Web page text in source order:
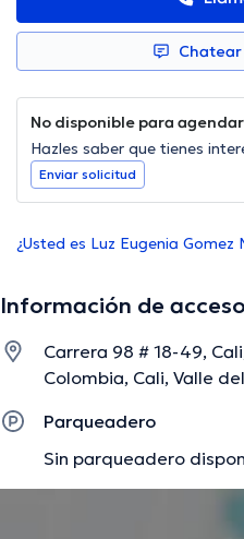
No disponible para
Hazles saber que tienes
Enviar solicitud
¿Usted es Luz Eugenia
Información de acceso
Carrera 98 # 18-49,
Colombia, Cali, Valle
Parqueadero
Sin parqueadero